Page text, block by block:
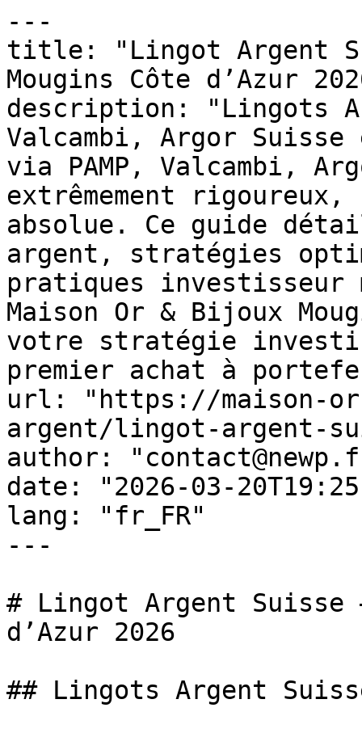
---
title: "Lingot Argent
Mougins Côte d’Azur
description: "Lingots
Valcambi, Argor
via PAMP, Valcambi,
extrêmement rigoureux,
absolue. Ce guide
argent, stratégies
pratiques investisseur
Maison Or & Bijoux
votre stratégie
premier achat à
url: "https://maison-or-
argent/lingot-argent-
author:
date: "2026-03-
lang: "fr_FR"
---
# Lingot Argent Suisse
d’Azur 2026
## Lingots Argent